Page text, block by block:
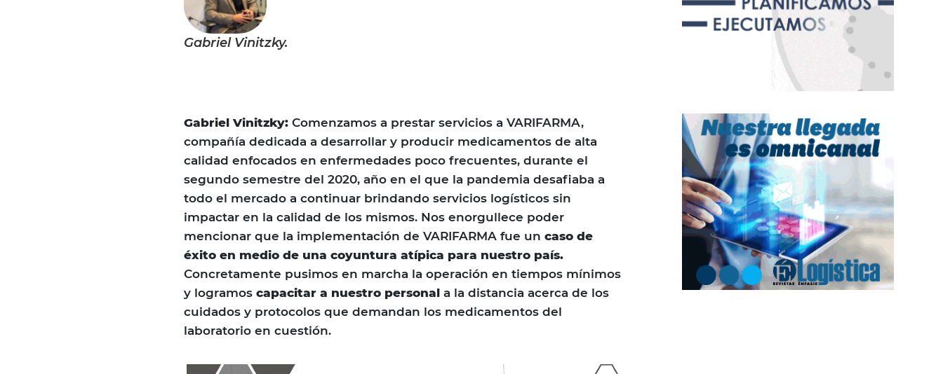
Gabriel Vinitzky.
Gabriel Vinitzky: Comenzamos a prestar servicios a VARIFARMA,
compañía dedicada a desarrollar y producir medicamentos de alta
calidad enfocados en enfermedades poco frecuentes, durante el
segundo semestre del 2020, año en el que la pandemia desafiaba a
todo el mercado a continuar brindando servicios logísticos sin
impactar en la calidad de los mismos. Nos enorgullece poder
mencionar que la implementación de VARIFARMA fue un caso de
éxito en medio de una coyuntura atípica para nuestro país.
Concretamente pusimos en marcha la operación en tiempos mínimos
y logramos capacitar a nuestro personal a la distancia acerca de los
cuidados y protocolos que demandan los medicamentos del
laboratorio en cuestión.